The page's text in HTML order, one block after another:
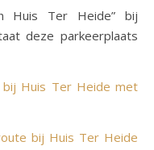
Huis Ter Heide” bij
deze parkeerplaats
Huis Ter Heide met
bij Huis Ter Heide